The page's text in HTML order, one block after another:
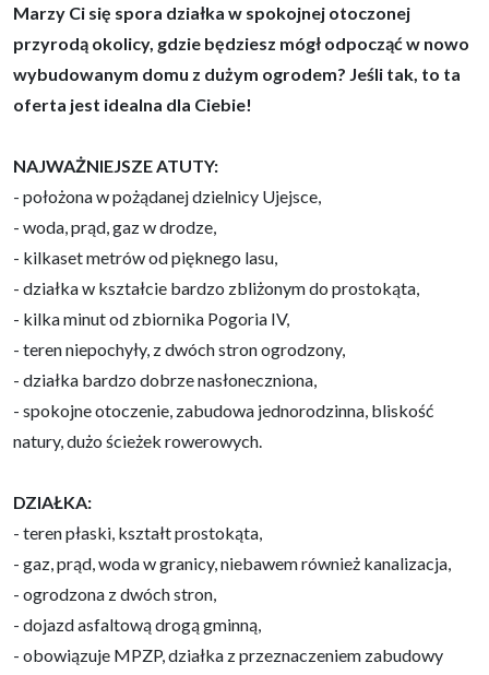
Marzy Ci się spora działka w spokojnej otoczonej
przyrodą okolicy, gdzie będziesz mógł odpocząć w nowo
wybudowanym domu z dużym ogrodem? Jeśli tak, to ta
oferta jest idealna dla Ciebie!
NAJWAŻNIEJSZE ATUTY:
- położona w pożądanej dzielnicy Ujejsce,
- woda, prąd, gaz w drodze,
- kilkaset metrów od pięknego lasu,
- działka w kształcie bardzo zbliżonym do prostokąta,
- kilka minut od zbiornika Pogoria IV,
- teren niepochyły, z dwóch stron ogrodzony,
- działka bardzo dobrze nasłoneczniona,
- spokojne otoczenie, zabudowa jednorodzinna, bliskość
natury, dużo ścieżek rowerowych.
DZIAŁKA:
- teren płaski, kształt prostokąta,
- gaz, prąd, woda w granicy, niebawem również kanalizacja,
- ogrodzona z dwóch stron,
- dojazd asfaltową drogą gminną,
- obowiązuje MPZP, działka z przeznaczeniem zabudowy